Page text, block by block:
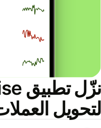
العملات